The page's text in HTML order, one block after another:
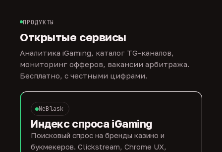
ПРОДУКТЫ
Открытые сервисы
Аналитика iGaming, каталог TG-каналов,
мониторинг офферов, вакансии арбитража.
Бесплатно, с честными цифрами.
NeBlask
Индекс спроса iGaming
Поисковый спрос на бренды казино и
букмекеров. Clickstream, Chrome UX,